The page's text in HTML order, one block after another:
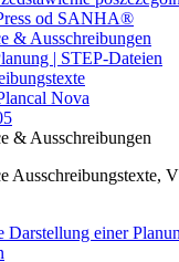
& Ausschreibungen
| STEP-Dateien
Nova
& Ausschreibungen
Ausschreibungstexte,